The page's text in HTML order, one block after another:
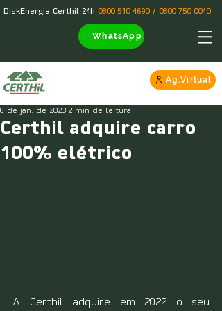
DiskEnergia Certhil 24h 0800 510 4690/ 0800 750 0040
WhatsApp
Ag.Virtual
Certhil adquire carro
100% elétrico
6 de jan. de 2023 2 min de leitura
A Certhil adquire em 2022 o seu